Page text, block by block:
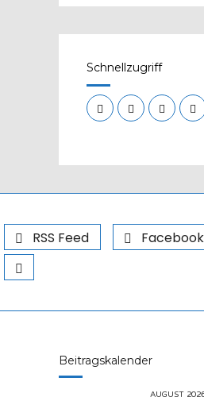
Schnellzugriff
RSS Feed Facebook
Beitragskalender
AUGUST